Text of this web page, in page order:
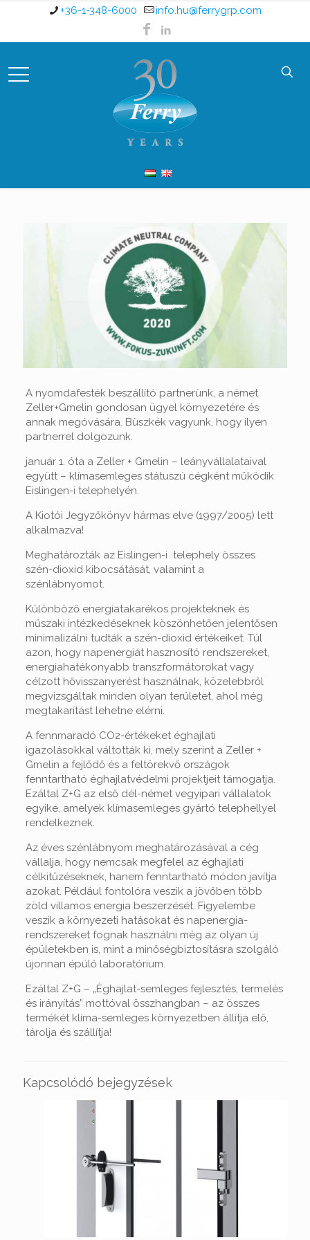
+36-1-348-6000 info.hu@ferrygrp.com
A nyomdafesték beszállító partnerünk, a német
Zeller+Gmelin gondosan ügyel környezetére és
annak megóvására. Büszkék vagyunk, hogy ilyen
partnerrel dolgozunk.
január 1. óta a Zeller + Gmelin – leányvállalataival
együtt – klímasemleges státuszú cégként működik
Eislingen-i telephelyén.
A Kiotói Jegyzőkönyv hármas elve (1997/2005) lett
alkalmazva!
Meghatározták az Eislingen-i telephely összes
szén-dioxid kibocsátását, valamint a
szénlábnyomot.
Különböző energiatakarékos projekteknek és
műszaki intézkedéseknek köszönhetően jelentősen
minimalizálni tudták a szén-dioxid értékeiket: Túl
azon, hogy napenergiát hasznosító rendszereket,
energiahatékonyabb transzformátorokat vagy
célzott hővisszanyerést használnak, közelebbről
megvizsgáltak minden olyan területet, ahol még
megtakarítást lehetne elérni.
A fennmaradó CO2-értékeket éghajlati
igazolásokkal váltották ki, mely szerint a Zeller +
Gmelin a fejlődő és a feltörekvő országok
fenntartható éghajlatvédelmi projektjeit támogatja.
Ezáltal Z+G az első dél-német vegyipari vállalatok
egyike, amelyek klímasemleges gyártó telephellyel
rendelkeznek.
Az éves szénlábnyom meghatározásával a cég
vállalja, hogy nemcsak megfelel az éghajlati
célkitűzéseknek, hanem fenntartható módon javítja
azokat. Például fontolóra veszik a jövőben több
zöld villamos energia beszerzését. Figyelembe
veszik a környezeti hatásokat és napenergia-
rendszereket fognak használni még az olyan új
épületekben is, mint a minőségbiztosításra szolgáló
újonnan épülő laboratórium.
Ezáltal Z+G – „Éghajlat-semleges fejlesztés, termelés
és irányítás” mottóval összhangban – az összes
termékét klíma-semleges környezetben állítja elő,
tárolja és szállítja!
Kapcsolódó bejegyzések